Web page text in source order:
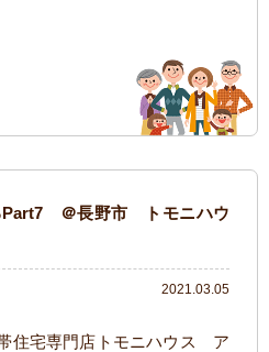
Part7 ＠長野市 トモニハウ
2021.03.05
住宅専門店トモニハウス ア